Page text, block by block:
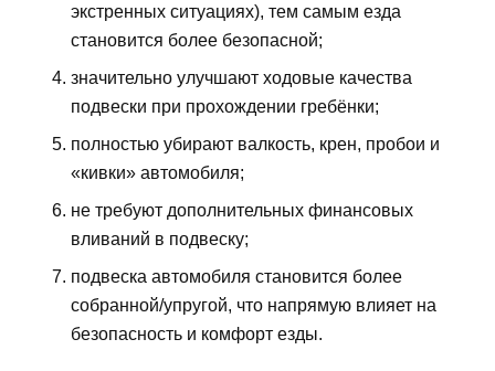
экстренных ситуациях), тем самым езда
становится более безопасной;
значительно улучшают ходовые качества
подвески при прохождении гребёнки;
полностью убирают валкость, крен, пробои и
«кивки» автомобиля;
не требуют дополнительных финансовых
вливаний в подвеску;
подвеска автомобиля становится более
собранной/упругой, что напрямую влияет на
безопасность и комфорт езды.